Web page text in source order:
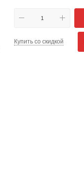
Купить со скидкой